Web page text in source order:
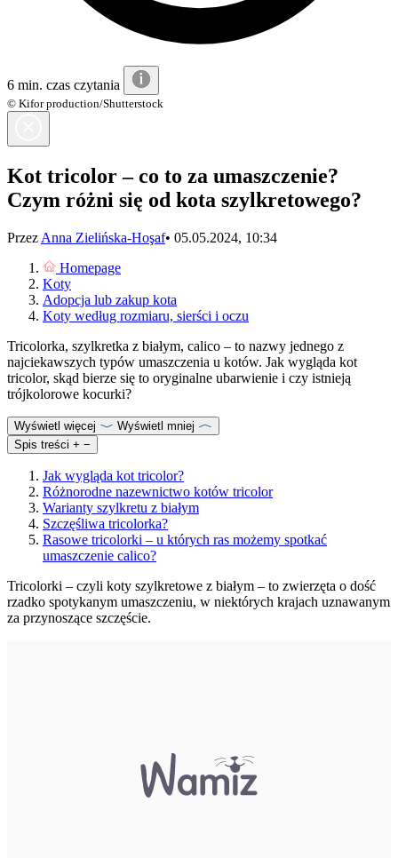
6 min. czas czytania
© Kifor production/Shutterstock
Kot tricolor – co to za umaszczenie?
Czym różni się od kota szylkretowego?
Przez Anna Zielińska-Hoşaf• 05.05.2024, 10:34
Homepage
Koty
Adopcja lub zakup kota
Koty według rozmiaru, sierści i oczu
Tricolorka, szylkretka z białym, calico – to nazwy jednego z
najciekawszych typów umaszczenia u kotów. Jak wygląda kot
tricolor, skąd bierze się to oryginalne ubarwienie i czy istnieją
trójkolorowe kocurki?
Wyświetl więcej
Wyświetl mniej
Spis treści + −
Jak wygląda kot tricolor?
Różnorodne nazewnictwo kotów tricolor
Warianty szylkretu z białym
Szczęśliwa tricolorka?
Rasowe tricolorki – u których ras możemy spotkać
umaszczenie calico?
Tricolorki – czyli koty szylkretowe z białym – to zwierzęta o dość
rzadko spotykanym umaszczeniu, w niektórych krajach uznawanym
za przynoszące szczęście.